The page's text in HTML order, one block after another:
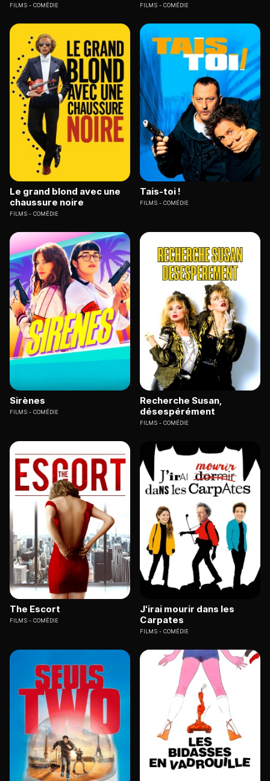
FILMS COMÉDIE FILMS COMÉDIE
Le grand blond avec une
chaussure noire
FILMS COMÉDIE
Tais-toi !
FILMS COMÉDIE
Sirènes
FILMS COMÉDIE
Recherche Susan,
désespérément
FILMS COMÉDIE
The Escort
FILMS COMÉDIE
J'irai mourir dans les
Carpates
FILMS COMÉDIE